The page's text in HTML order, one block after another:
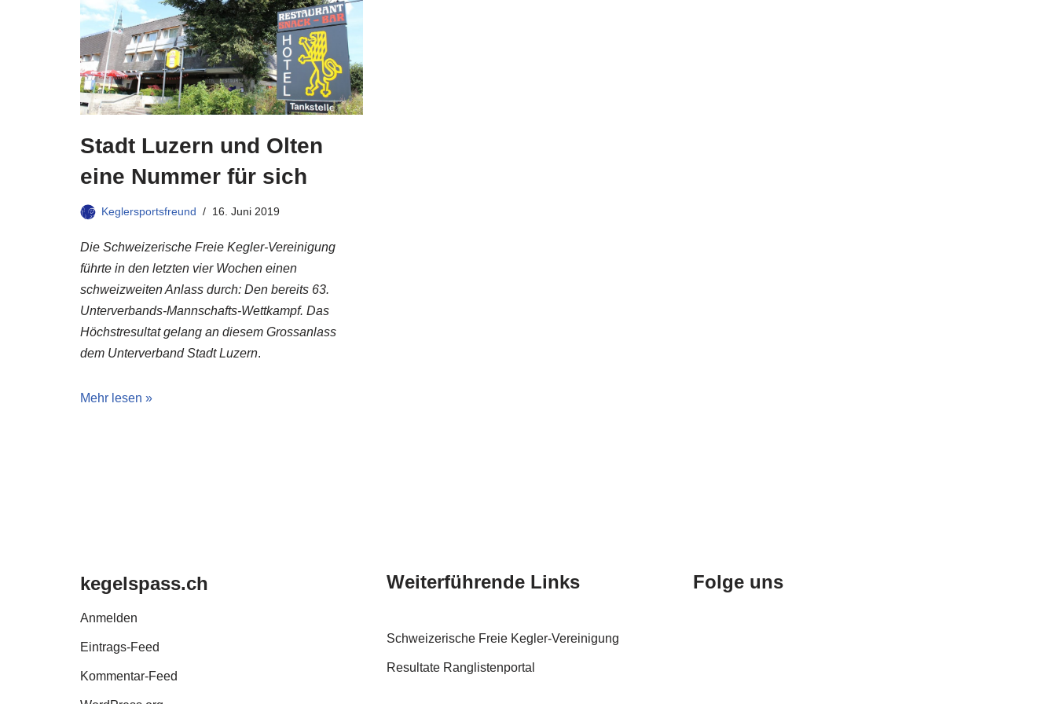
Stadt Luzern und Olten
eine Nummer für sich
Keglersportsfreund 16. Juni 2019
Die Schweizerische Freie Kegler-Vereinigung
führte in den letzten vier Wochen einen
schweizweiten Anlass durch: Den bereits 63.
Unterverbands-Mannschafts-Wettkampf. Das
Höchstresultat gelang an diesem Grossanlass
dem Unterverband Stadt Luzern.
Mehr lesen »
kegelspass.ch
Anmelden
Eintrags-Feed
Kommentar-Feed
Weiterführende Links
Schweizerische Freie Kegler-Vereinigung
Resultate Ranglistenportal
Folge uns